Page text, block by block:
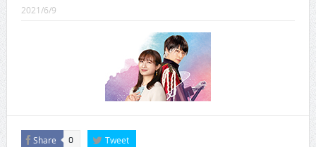
CINEMA×STYLE 289号
CINEMA×STYLE 287号
CINEMA×STYLE 286号
CINEMA×STYLE 294号
2021/6/9
Share 0 Tweet